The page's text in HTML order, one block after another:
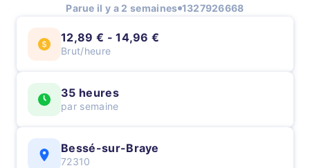
Parue il y a 2 semaines 1327926668
12,89 € - 14,96 €
Brut/heure
35 heures
par semaine
Bessé-sur-Braye
72310